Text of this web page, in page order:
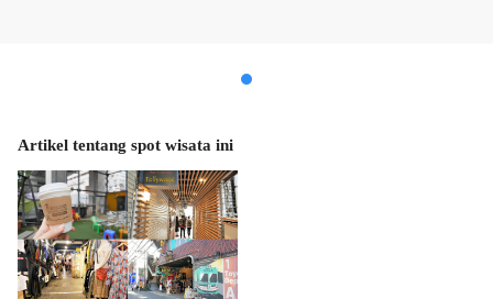
Artikel tentang spot wisata ini